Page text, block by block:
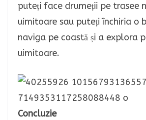
puteți face drumeții pe trasee
uimitoare sau puteți închiria o
naviga pe coastă și a explora
uimitoare.
Concluzie